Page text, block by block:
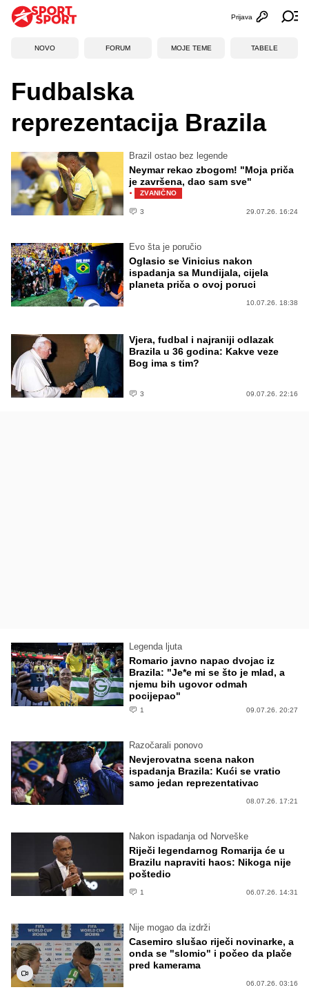
Otvori
Prijava
NOVO FORUM MOJE TEME TABELE
Fudbalska
reprezentacija Brazila
Brazil ostao bez legende
Neymar rekao zbogom! "Moja priča
je završena, dao sam sve"
· ZVANIČNO
3 29.07.26. 16:24
Evo šta je poručio
Oglasio se Vinicius nakon
ispadanja sa Mundijala, cijela
planeta priča o ovoj poruci
10.07.26. 18:38
Vjera, fudbal i najraniji odlazak
Brazila u 36 godina: Kakve veze
Bog ima s tim?
3 09.07.26. 22:16
Legenda ljuta
Romario javno napao dvojac iz
Brazila: "Je*e mi se što je mlad, a
njemu bih ugovor odmah
pocijepao"
1 09.07.26. 20:27
Razočarali ponovo
Nevjerovatna scena nakon
ispadanja Brazila: Kući se vratio
samo jedan reprezentativac
08.07.26. 17:21
Nakon ispadanja od Norveške
Riječi legendarnog Romarija će u
Brazilu napraviti haos: Nikoga nije
poštedio
1 06.07.26. 14:31
Nije mogao da izdrži
Casemiro slušao riječi novinarke, a
onda se "slomio" i počeo da plače
pred kamerama
06.07.26. 03:16